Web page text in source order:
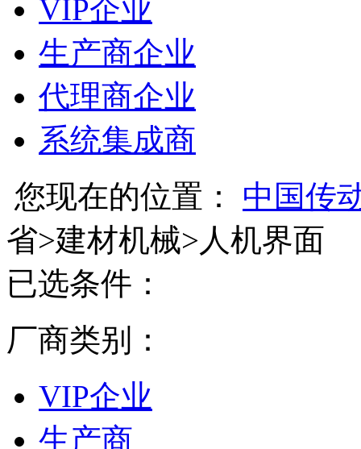
VIP企业
生产商企业
代理商企业
系统集成商
您现在的位置：
中国传
省>建材机械>人机界面
已选条件：
厂商类别：
VIP企业
生产商